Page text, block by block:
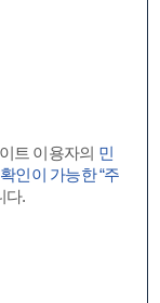
트 이용자의 민
인이 가능한 “주
다.